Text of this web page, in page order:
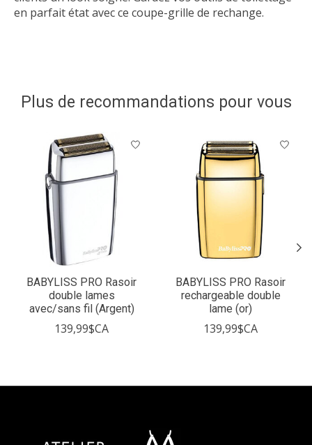
en parfait état avec ce coupe-grille de rechange.
Plus de recommandations pour vous
Articles du carrousel de produits
BABYLISS PRO Rasoir
double lames
avec/sans fil (Argent)
139,99$CA
BABYLISS PRO Rasoir
rechargeable double
lame (or)
139,99$CA